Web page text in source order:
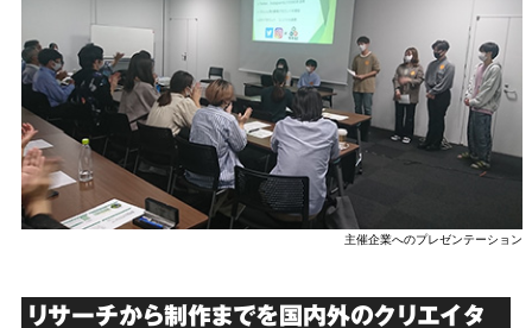
主催企業へのプレゼンテーション
リサーチから制作までを国内外のクリエイタ